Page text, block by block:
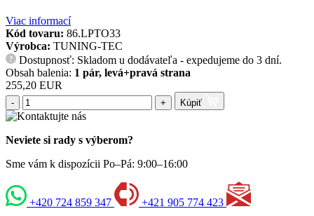
Viac informací
Kód tovaru: 86.LPTO33
Výrobca: TUNING-TEC
?
Dostupnosť: Skladom u dodávateľa - expedujeme do 3 dní.
Obsah balenia: 1 pár, levá+pravá strana
255,20 EUR
- + Kúpiť
Neviete si rady s výberom?
Sme vám k dispozícii Po–Pá: 9:00–16:00
+420 724 859 347 +421 905 774 423